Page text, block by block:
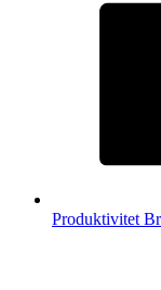
Produktivitet